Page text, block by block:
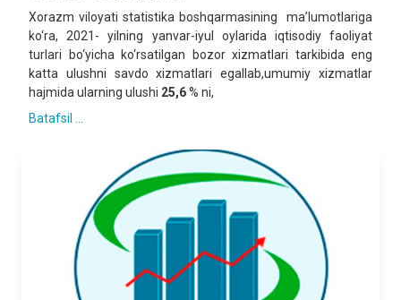
Xorazm viloyati statistika boshqarmasining ma’lumotlariga
ko‘ra, 2021- yilning yanvar-iyul oylarida iqtisodiy faoliyat
turlari bo‘yicha ko‘rsatilgan bozor xizmatlari tarkibida eng
katta ulushni savdo xizmatlari egallab,umumiy xizmatlar
hajmida ularning ulushi 25,6% ni,
Batafsil ...